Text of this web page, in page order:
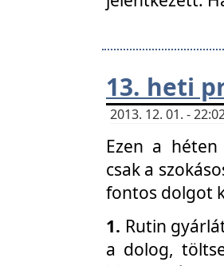
13. heti
2013. 12. 01. -
Ezen a
csak a
fontos dolgot
1. Rutin
a dolog,